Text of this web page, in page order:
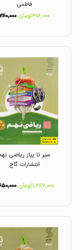
فاطمی
۳۰۶,۰۰۰تومان
سیر تا پیاز ریاضی
انتشارات گاج
۱,۲۸۷,۰۰۰تومان